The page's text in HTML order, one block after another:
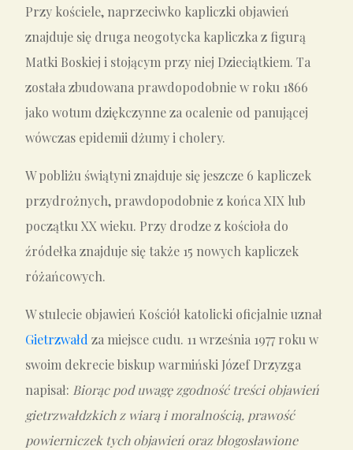
Przy kościele, naprzeciwko kapliczki objawień
znajduje się druga neogotycka kapliczka z figurą
Matki Boskiej i stojącym przy niej Dzieciątkiem. Ta
została zbudowana prawdopodobnie w roku 1866
jako wotum dziękczynne za ocalenie od panującej
wówczas epidemii dżumy i cholery.
W pobliżu świątyni znajduje się jeszcze 6 kapliczek
przydrożnych, prawdopodobnie z końca XIX lub
początku XX wieku. Przy drodze z kościoła do
źródełka znajduje się także 15 nowych kapliczek
różańcowych.
W stulecie objawień Kościół katolicki oficjalnie uznał
Gietrzwałd za miejsce cudu. 11 września 1977 roku w
swoim dekrecie biskup warmiński Józef Drzyzga
napisał: Biorąc pod uwagę zgodność treści objawień
gietrzwałdzkich z wiarą i moralnością, prawość
powierniczek tych objawień oraz błogosławione